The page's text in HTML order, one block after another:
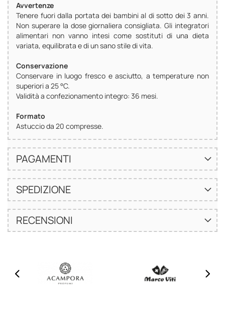
Avvertenze
Tenere fuori dalla portata dei bambini al di sotto dei 3 anni.
Non superare la dose giornaliera consigliata. Gli integratori
alimentari non vanno intesi come sostituti di una dieta
variata, equilibrata e di un sano stile di vita.
Conservazione
Conservare in luogo fresco e asciutto, a temperature non
superiori a 25 °C.
Validità a confezionamento integro: 36 mesi.
Formato
Astuccio da 20 compresse.
PAGAMENTI
SPEDIZIONE
RECENSIONI